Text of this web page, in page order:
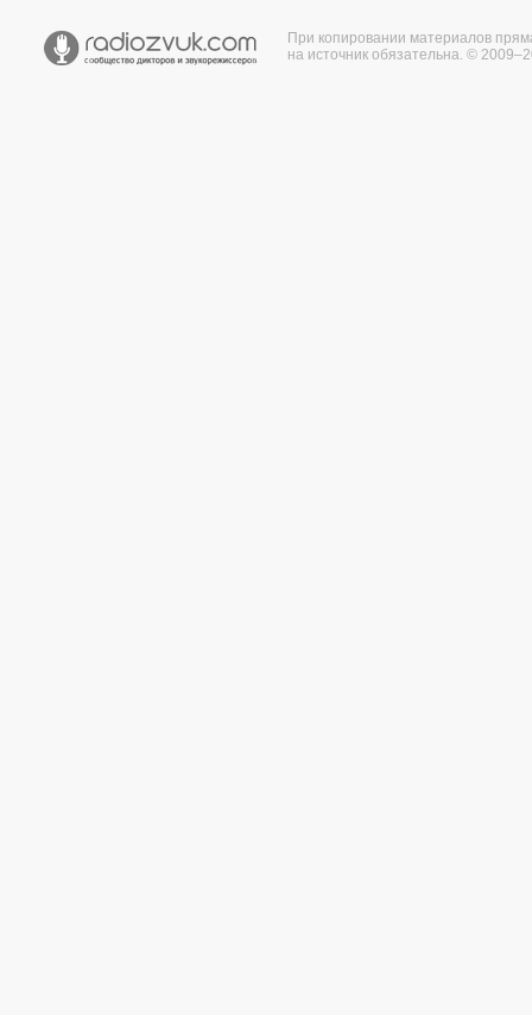
При копировании материалов
на источник обязательна. ©